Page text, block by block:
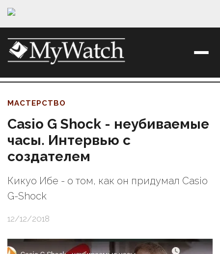
МАСТЕРСТВО
Casio G Shock - неубиваемые
часы. Интервью с
создателем
Кикуо Ибе - о том, как он придумал Casio
G-Shock
12/12/2018